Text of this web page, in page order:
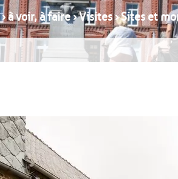
›à voir, à faire›Visites›Sites et